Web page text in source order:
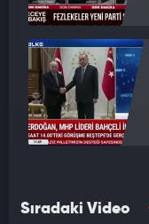
Sıradaki Video